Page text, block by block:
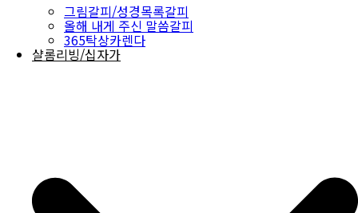
그림갈피/성경목록갈피
올해 내게 주신 말씀갈피
365탁상카렌다
샬롬리빙/십자가